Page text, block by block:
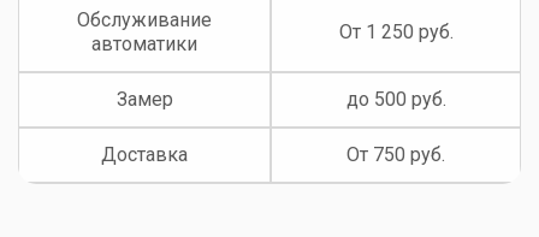
Обслуживание
автоматики
От 1 250 руб.
Замер до 500 руб.
Доставка От 750 руб.